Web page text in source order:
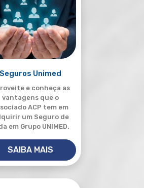
Seguros Unimed
e conheça as
vantagens que o
ACP tem em
um Seguro de
em Grupo UNIMED.
SAIBA MAIS